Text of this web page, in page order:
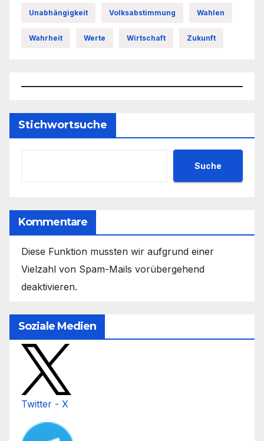
Unabhängigkeit Volksabstimmung Wahlen
Wahrheit Werte Wirtschaft Zukunft
Stichwortsuche
Suche
Kommentare
Diese Funktion mussten wir aufgrund einer
Vielzahl von Spam-Mails vorübergehend
deaktivieren.
Soziale Medien
Twitter - X